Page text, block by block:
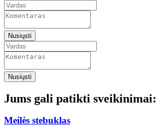
Nusiųsti
Nusiųsti
Jums gali patikti sveikinimai:
Meilės stebuklas